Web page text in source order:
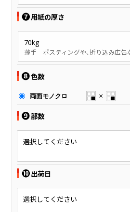
❼用紙の厚さ
70kg
薄手 ポスティングや、折り込み広告
❽色数
両面モノクロ
❾部数
選択してください
❿出荷日
選択してください